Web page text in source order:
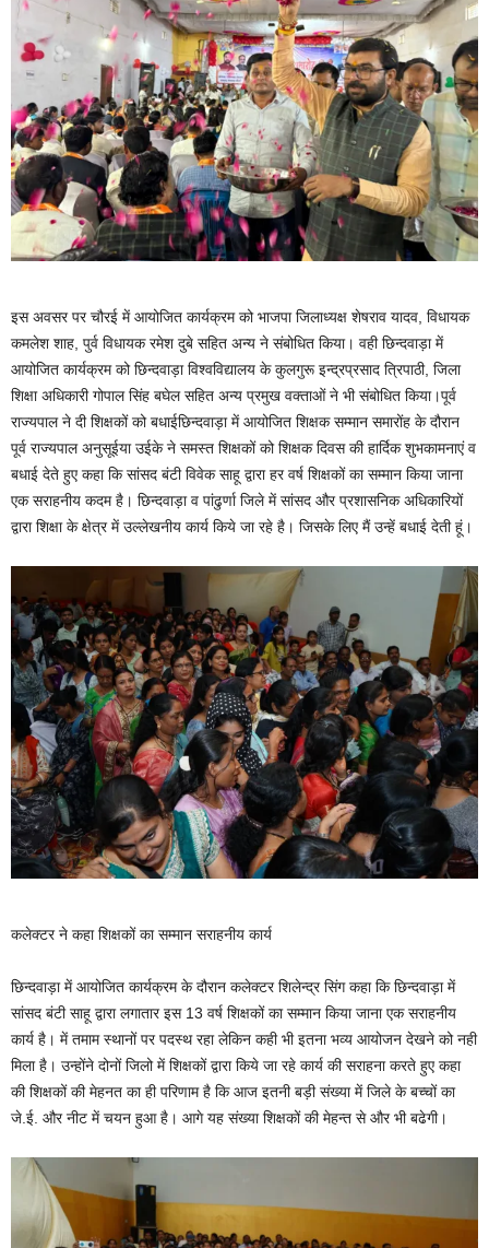
इस अवसर पर चौरई में आयोजित कार्यक्रम को भाजपा जिलाध्यक्ष शेषराव यादव, विधायक
कमलेश शाह, पुर्व विधायक रमेश दुबे सहित अन्य ने संबोधित किया। वही छिन्दवाड़ा में
आयोजित कार्यक्रम को छिन्दवाड़ा विश्वविद्यालय के कुलगुरू इन्द्रप्रसाद त्रिपाठी, जिला
शिक्षा अधिकारी गोपाल सिंह बघेल सहित अन्य प्रमुख वक्ताओं ने भी संबोधित किया।पूर्व
राज्यपाल ने दी शिक्षकों को बधाईछिन्दवाड़ा में आयोजित शिक्षक सम्मान समारोंह के दौरान
पूर्व राज्यपाल अनुसूईया उईके ने समस्त शिक्षकों को शिक्षक दिवस की हार्दिक शुभकामनाएं व
बधाई देते हुए कहा कि सांसद बंटी विवेक साहू द्वारा हर वर्ष शिक्षकों का सम्मान किया जाना
एक सराहनीय कदम है। छिन्दवाड़ा व पांढुर्णा जिले में सांसद और प्रशासनिक अधिकारियों
द्वारा शिक्षा के क्षेत्र में उल्लेखनीय कार्य किये जा रहे है। जिसके लिए मैं उन्हें बधाई देती हूं।
कलेक्टर ने कहा शिक्षकों का सम्मान सराहनीय कार्य
छिन्दवाड़ा में आयोजित कार्यक्रम के दौरान कलेक्टर शिलेन्द्र सिंग कहा कि छिन्दवाड़ा में
सांसद बंटी साहू द्वारा लगातार इस 13 वर्ष शिक्षकों का सम्मान किया जाना एक सराहनीय
कार्य है। में तमाम स्थानों पर पदस्थ रहा लेकिन कही भी इतना भव्य आयोजन देखने को नही
मिला है। उन्होंने दोनों जिलो में शिक्षकों द्वारा किये जा रहे कार्य की सराहना करते हुए कहा
की शिक्षकों की मेहनत का ही परिणाम है कि आज इतनी बड़ी संख्या में जिले के बच्चों का
जे.ई. और नीट में चयन हुआ है। आगे यह संख्या शिक्षकों की मेहन्त से और भी बढेगी।